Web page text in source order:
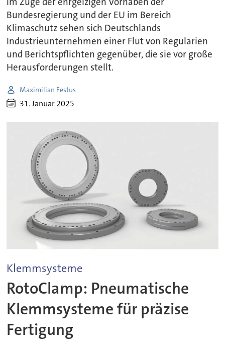
Bundesregierung und der EU im Bereich
Klimaschutz sehen sich Deutschlands
Industrieunternehmen einer Flut von Regularien
und Berichtspflichten gegenüber, die sie vor große
Herausforderungen stellt.
Maximilian Festus
31. Januar 2025
Klemmsysteme
RotoClamp: Pneumatische
Klemmsysteme für präzise
Fertigung